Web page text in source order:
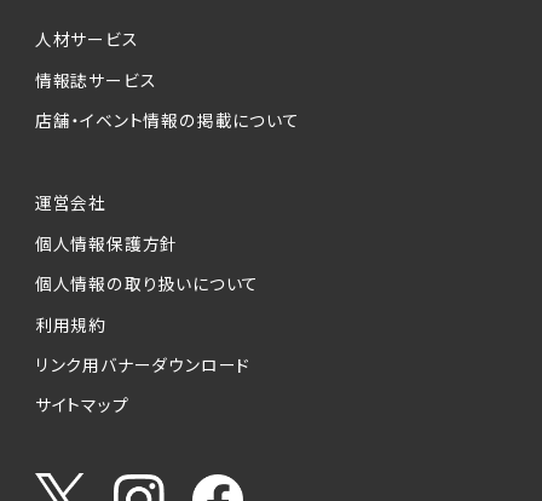
本サービスが収集する個人情報は、ご本人の意
ービスの実施にあたりそれぞれ必要となる項目
を入力いただかない場合は、各々のサービスを
個人情報の第三者への提供について
当社は、以下の提供先に対して個人情報を提供
します。
(1)お客様が求人応募フォームより個人情報を
送信した事業主（広告主）への提供
お客様が求職活動・応募等を行った企業による
うやりとり・情報提供（採否・合否の検討を含み
人材サービス
情報誌サービス
店舗・イベント情報の掲載について
運営会社
個人情報保護方針
個人情報の取り扱いについて
利用規約
リンク用バナーダウンロード
サイトマップ